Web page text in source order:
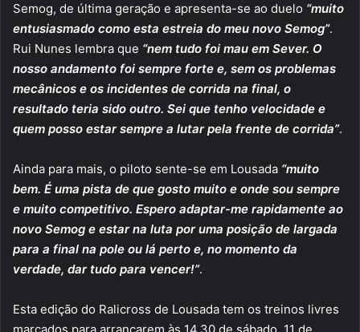
Semog, de última geração e apresenta-se ao duelo “muito
entusiasmado como esta estreia do meu novo Semog”.
Rui Nunes lembra que “nem tudo foi mau em Sever. O
nosso andamento foi sempre forte e, sem os problemas
mecânicos e os incidentes de corrida na final, o
resultado teria sido outro. Sei que tenho velocidade e
quem posso estar sempre a lutar pela frente de corrida”.
Ainda para mais, o piloto sente-se em Lousada “muito
bem. É uma pista de que gosto muito e onde sou sempre
e muito competitivo. Espero adaptar-me rapidamente ao
novo Semog e estar na luta por uma posição de largada
para a final na pole ou lá perto e, no momento da
verdade, dar tudo para vencer!”.
Esta edição do Ralicross de Lousada tem os treinos livres